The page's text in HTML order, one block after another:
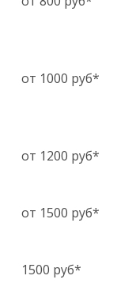
от 1000 руб*
от 1200 руб*
от 1500 руб*
1500 руб*